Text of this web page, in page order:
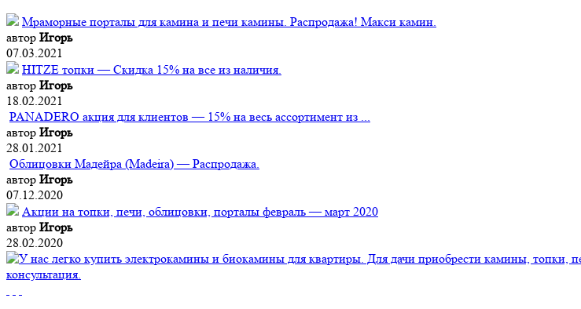
Мраморные порталы для камина и печи камины. Распродажа! Макси камин.
автор Игорь
07.03.2021
HITZE топки — Скидка 15% на все из наличия.
автор Игорь
18.02.2021
PANADERO акция для клиентов — 15% на весь ассортимент из ...
автор Игорь
28.01.2021
Облицовки Мадейра (Мadeira) — Распродажа.
автор Игорь
07.12.2020
Акции на топки, печи, облицовки, порталы февраль — март 2020
автор Игорь
28.02.2020